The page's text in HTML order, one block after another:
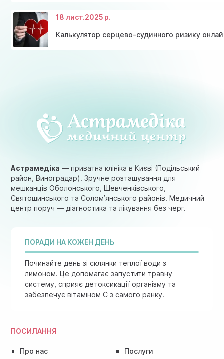
18 лист.2025 р.
Калькулятор серцево-судинного ризику
ПОСИЛАННЯ
Про нас
Послуги
Астрамедіка — приватна клініка в Києві (Подільський
район, Виноградар). Зручне розташування для
мешканців Оболонського, Шевченківського,
Святошинського та Солом’янського районів. Медичний
центр поруч — діагностика та лікування без черг.
ПОРАДИ НА КОЖЕН ДЕНЬ
Починайте день зі склянки теплої води з
лимоном. Це допомагає запустити травну
систему, сприяє детоксикації організму та
забезпечує вітаміном C з самого ранку.